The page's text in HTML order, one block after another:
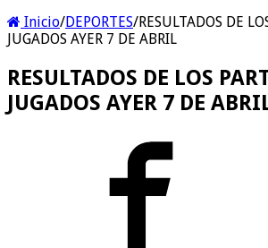
Inicio/DEPORTES/RESULTADOS DE
JUGADOS AYER 7 DE ABRIL
RESULTADOS DE LOS
JUGADOS AYER 7 DE